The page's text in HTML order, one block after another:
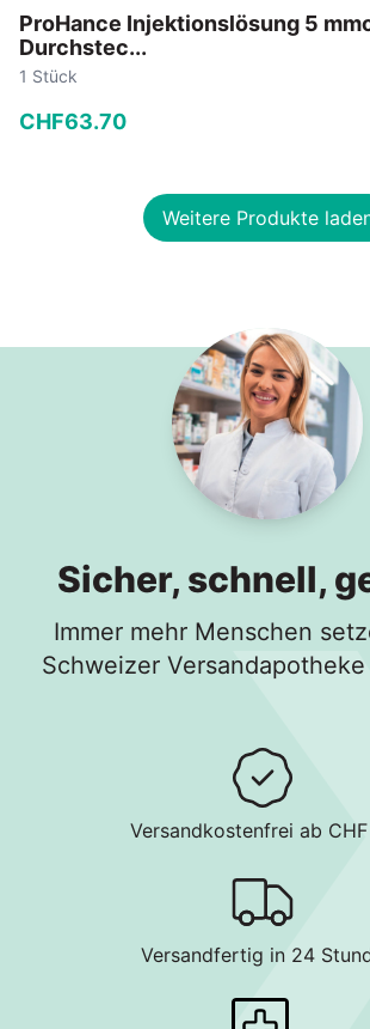
ProHance Injektionslösung 5
Durchstec...
1 Stück
CHF63.70
In den Warenkorb
Weitere Produkte
Sicher, schnell,
Immer mehr Menschen
Schweizer
Versandkostenfrei ab
Versandfertig in 24